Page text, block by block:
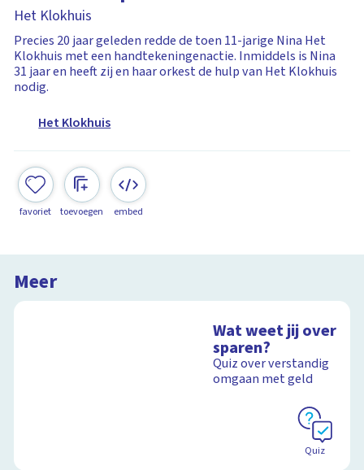
Het Klokhuis
Precies 20 jaar geleden redde de toen 11-jarige Nina Het
Klokhuis met een handtekeningenactie. Inmiddels is Nina
31 jaar en heeft zij en haar orkest de hulp van Het Klokhuis
nodig.
Het Klokhuis
favoriet toevoegen embed
Meer
Wat weet jij over
sparen?
Quiz over verstandig
omgaan met geld
Quiz